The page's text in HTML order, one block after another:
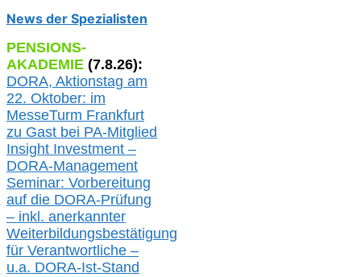
News der Spezialisten
PENSIONS-
AKADEMIE (7.8.26):
DORA, Aktionstag am
22. Oktober: im
MesseTurm Frankfurt
zu Gast bei PA-Mitglied
Insight Investment –
DORA-Management
Seminar: Vorbereitung
auf die DORA-Prüfung
– inkl. anerkannter
Weiterbildungsbestätigung
für Verantwortliche –
u.a. DORA-Ist-Stand